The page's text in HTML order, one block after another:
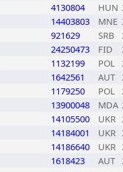
4130804 HUN
14403803 MNE
921629 SRB
24250473 FID
1132199 POL
1642561 AUT
1179250 POL
13900048 MDA
14105500 UKR
14184001 UKR
14186640 UKR
1618423 AUT